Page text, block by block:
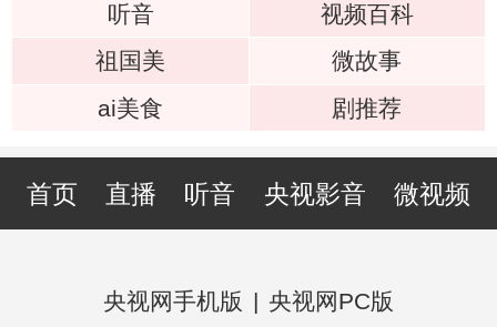
听音
视频百科
祖国美
微故事
ai美食
剧推荐
首页 直播 听音 央视影音 微视频
央视网手机版 | 央视网PC版